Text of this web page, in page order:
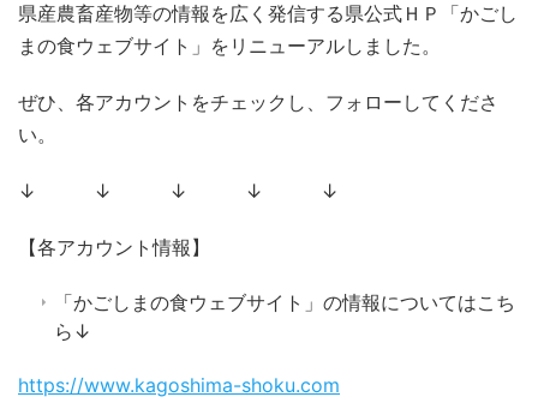
県産農畜産物等の情報を広く発信する県公式ＨＰ「かごし
まの食ウェブサイト」をリニューアルしました。
ぜひ、各アカウントをチェックし、フォローしてくださ
い。
↓ ↓ ↓ ↓ ↓
【各アカウント情報】
「かごしまの食ウェブサイト」の情報についてはこち
ら↓
https://www.kagoshima-shoku.com